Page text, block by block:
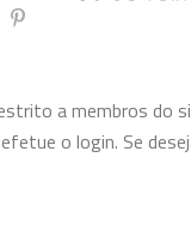
a membros do
o login. Se